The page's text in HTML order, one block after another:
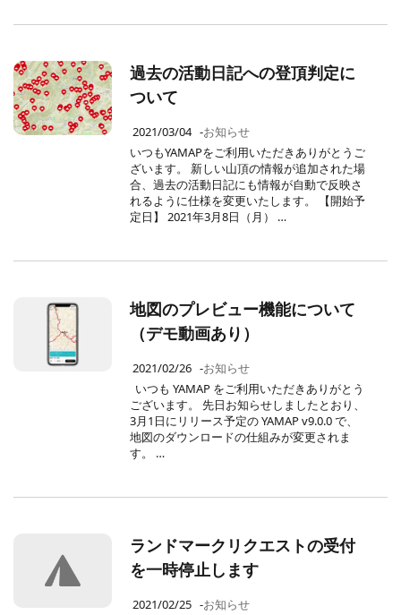
過去の活動日記への登頂判定に
ついて
2021/03/04 -お知らせ
いつもYAMAPをご利用いただきありがとうご
ざいます。 新しい山頂の情報が追加された場
合、過去の活動日記にも情報が自動で反映さ
れるように仕様を変更いたします。 【開始予
定日】 2021年3月8日（月） …
地図のプレビュー機能について
（デモ動画あり）
2021/02/26 -お知らせ
いつも YAMAP をご利用いただきありがとう
ございます。 先日お知らせしましたとおり、
3月1日にリリース予定の YAMAP v9.0.0 で、
地図のダウンロードの仕組みが変更されま
す。 …
ランドマークリクエストの受付
を一時停止します
2021/02/25 -お知らせ